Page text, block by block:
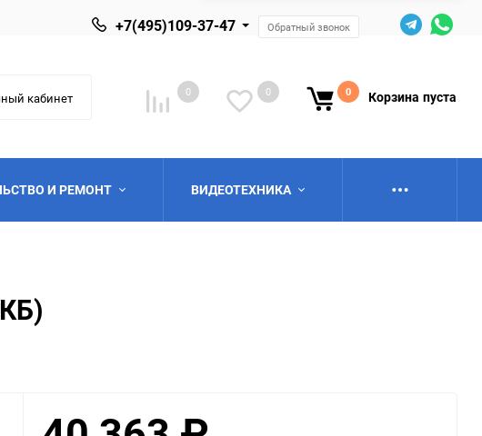
+7(495)109-37-47 Обратный звонок
кабинет 0 0 0 Корзина пуста
И РЕМОНТ ВИДЕОТЕХНИКА